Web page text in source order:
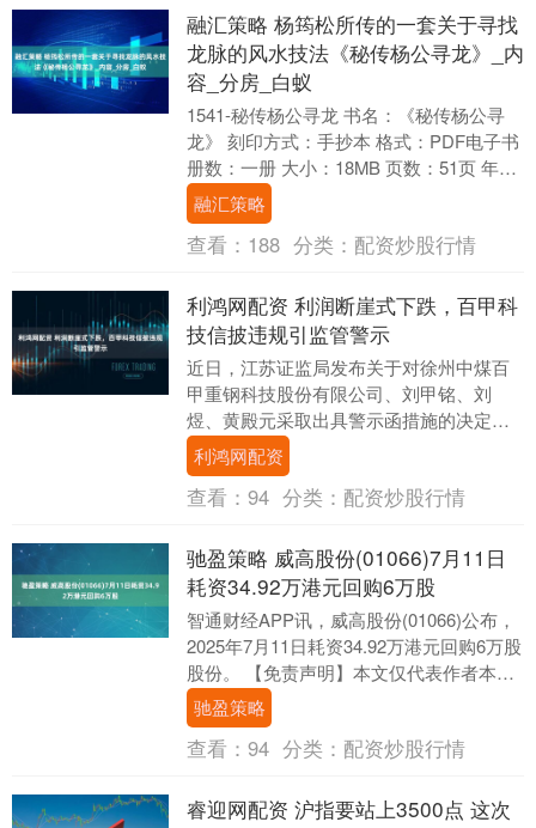
融汇策略 杨筠松所传的一套关于寻找
龙脉的风水技法《秘传杨公寻龙》_内
容_分房_白蚁
1541-秘传杨公寻龙 书名：《秘传杨公寻
龙》 刻印方式：手抄本 格式：PDF电子书
册数：一册 大小：18MB 页数：51页 年
代：唐 作者：杨筠松 简介： ....
融汇策略
查看： 188 分类： 配资炒股行情
利鸿网配资 利润断崖式下跌，百甲科
技信披违规引监管警示
近日，江苏证监局发布关于对徐州中煤百
甲重钢科技股份有限公司、刘甲铭、刘
煜、黄殿元采取出具警示函措施的决定。
徐州中煤百甲重钢科技股份有限公司、刘
甲铭、刘煜、黄殿....
利鸿网配资
查看： 94 分类： 配资炒股行情
驰盈策略 威高股份(01066)7月11日
耗资34.92万港元回购6万股
智通财经APP讯，威高股份(01066)公布，
2025年7月11日耗资34.92万港元回购6万股
股份。 【免责声明】本文仅代表作者本人
观点，与和讯网无关。和讯网....
驰盈策略
查看： 94 分类： 配资炒股行情
睿迎网配资 沪指要站上3500点 这次